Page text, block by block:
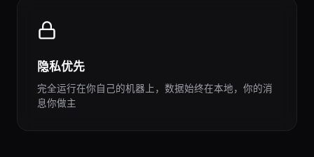
隐私优先
完全运行在你自己的机器上，数据始终在本地，你的消
息你做主